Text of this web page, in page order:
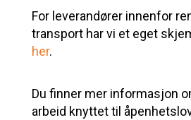
For leverandører innenfor
transport har vi et eget
her.
Du finner mer informasjon
arbeid knyttet til